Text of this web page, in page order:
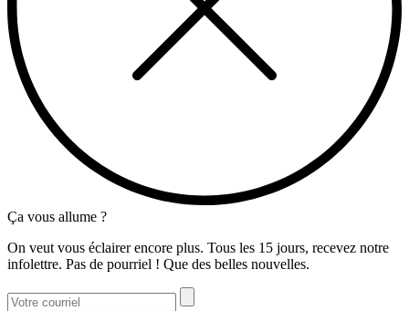
Ça vous allume ?
On veut vous éclairer encore plus. Tous les 15 jours, recevez notre
infolettre. Pas de pourriel ! Que des belles nouvelles.